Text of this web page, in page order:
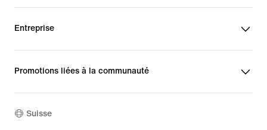
Entreprise
Promotions liées à la communauté
Suisse